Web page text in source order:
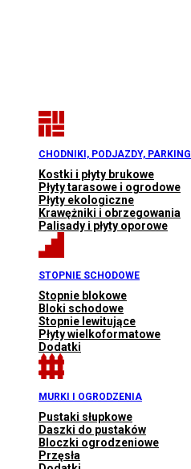
CHODNIKI, PODJAZDY, PARKINGI
Kostki i płyty brukowe
Płyty tarasowe i ogrodowe
Płyty ekologiczne
Krawężniki i obrzegowania
Palisady i płyty oporowe
STOPNIE SCHODOWE
Stopnie blokowe
Bloki schodowe
Stopnie lewitujące
Płyty wielkoformatowe
Dodatki
MURKI I OGRODZENIA
Pustaki słupkowe
Daszki do pustaków
Bloczki ogrodzeniowe
Przęsła